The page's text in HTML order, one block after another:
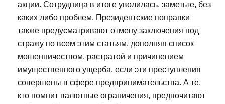
акции. Сотрудница в итоге уволилась, заметьте, без
каких либо проблем. Президентские поправки
также предусматривают отмену заключения под
стражу по всем этим статьям, дополняя список
мошенничеством, растратой и причинением
имущественного ущерба, если эти преступления
совершены в сфере предпринимательства. А те,
кто помнит валютные ограничения, предпочитают